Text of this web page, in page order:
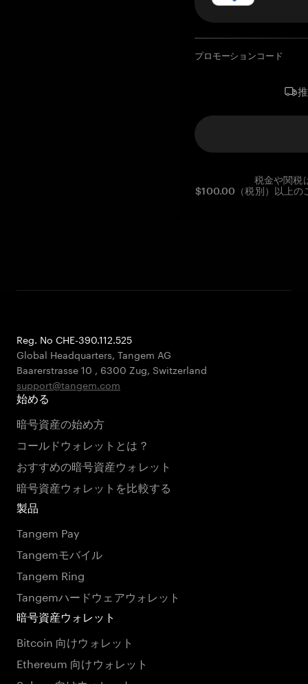
プロモーションコード
税金や関税
$100.00（税別）以上の
Reg. No CHE-390.112.525
Global Headquarters, Tangem AG
Baarerstrasse 10 , 6300 Zug, Switzerland
support@tangem.com
始める
暗号資産の始め方
コールドウォレットとは？
おすすめの暗号資産ウォレット
暗号資産ウォレットを比較する
製品
Tangem Pay
Tangemモバイル
Tangem Ring
Tangemハードウェアウォレット
暗号資産ウォレット
Bitcoin 向けウォレット
Ethereum 向けウォレット